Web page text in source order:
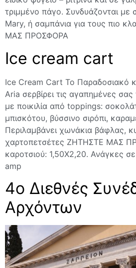
τριμμένο πάγο. Συνδυάζονται με
Mary, ή σαμπάνια για τους πιο
ΜΑΣ ΠΡΟΣΦΟΡΑ
Ice cream cart
Ice Cream Cart To Παραδοσιακό
Aria σερβίρει τις αγαπημένες σας
με ποικιλία από toppings:
μπισκότου, βύσσινο σιρόπι,
Περιλαμβάνει χωνάκια βάφλας,
χαρτοπετσέτες ΖΗΤΗΣΤΕ ΜΑΣ
καροτσιού: 1,50Χ2,20. Ανάγκες
amp
4o Διεθνές
Αρχόντων